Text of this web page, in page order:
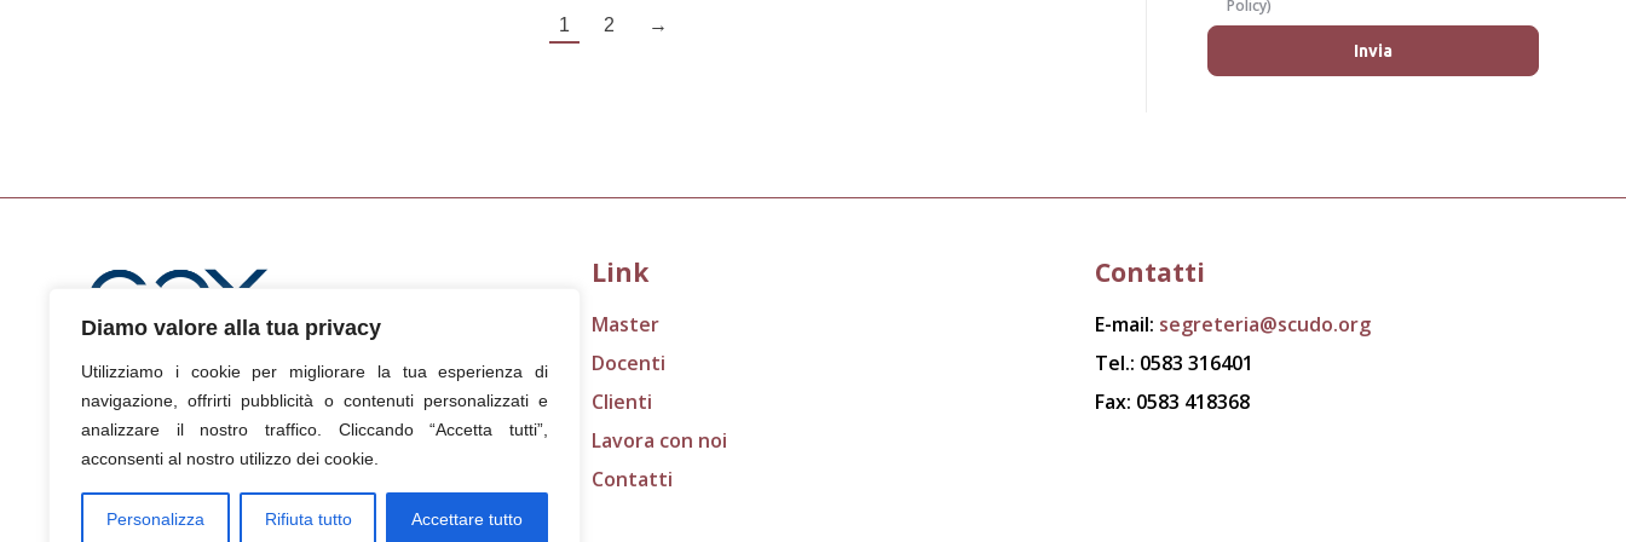
Diamo valore alla tua privacy
Utilizziamo i cookie per migliorare la tua esperienza di
navigazione, offrirti pubblicità o contenuti personalizzati e
analizzare il nostro traffico. Cliccando “Accetta tutti”,
acconsenti al nostro utilizzo dei cookie.
Personalizza Rifiuta tutto Accettare tutto
1 2 →
Policy)
Link
Master
Docenti
Clienti
Lavora con noi
Contatti
Contatti
E-mail: segreteria@scudo.org
Tel.: 0583 316401
Fax: 0583 418368